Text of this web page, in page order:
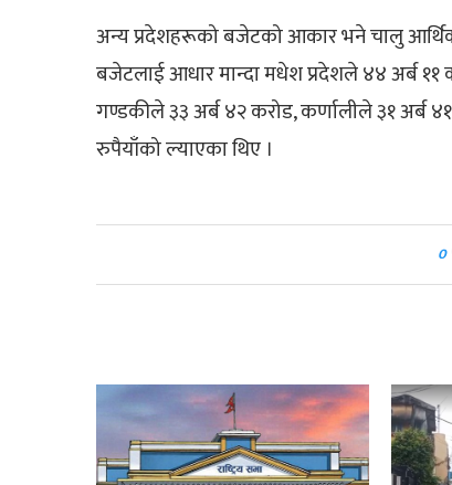
अन्य प्रदेशहरूको बजेटको आकार भने चालु आर्थिक
बजेटलाई आधार मान्दा मधेश प्रदेशले ४४ अर्ब ११
गण्डकीले ३३ अर्ब ४२ करोड, कर्णालीले ३१ अर्ब
रुपैयाँको ल्याएका थिए ।
0